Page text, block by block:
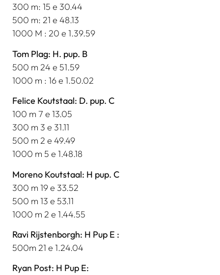
300 m: 15 e 30.44
500 m: 21 e 48.13
1000 M : 20 e 1.39.59
Tom Plag: H. pup. B
500 m 24 e 51.59
1000 m : 16 e 1.50.02
Felice Koutstaal: D. pup. C
100 m 7 e 13.05
300 m 3 e 31.11
500 m 2 e 49.49
1000 m 5 e 1.48.18
Moreno Koutstaal: H pup. C
300 m 19 e 33.52
500 m 13 e 53.11
1000 m 2 e 1.44.55
Ravi Rijstenborgh: H Pup E :
500m 21 e 1.24.04
Ryan Post: H Pup E: